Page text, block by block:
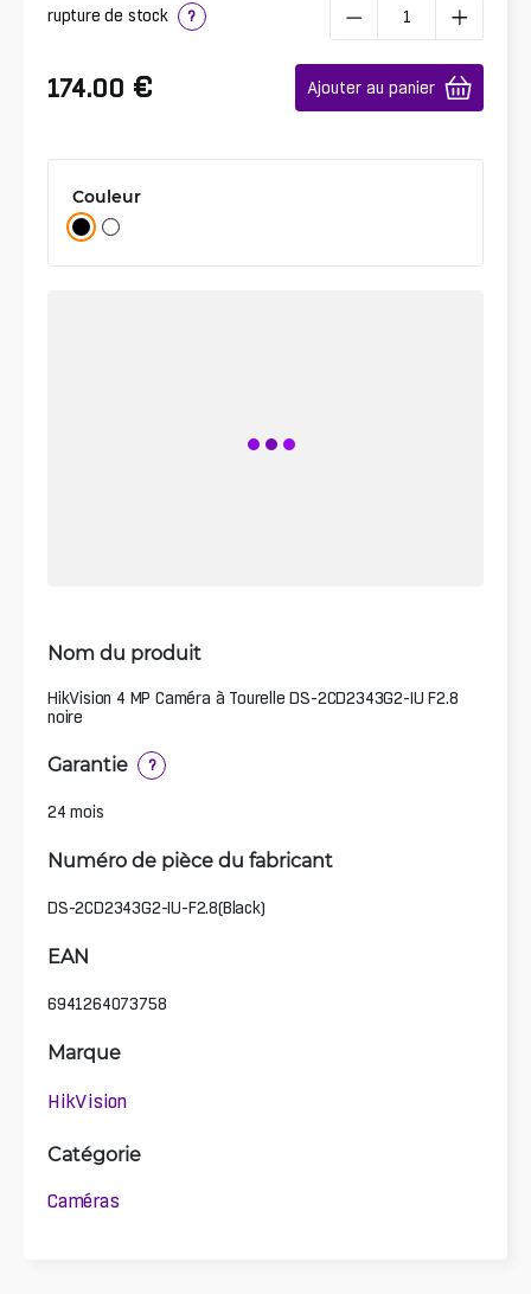
rupture de stock ?
174.00 € Ajouter au panier
Couleur
Nom du produit
HikVision 4 MP Caméra à Tourelle DS-2CD2343G2-IU F2.8
noire
Garantie ?
24 mois
Numéro de pièce du fabricant
DS-2CD2343G2-IU-F2.8(Black)
EAN
6941264073758
Marque
HikVision
Catégorie
Caméras